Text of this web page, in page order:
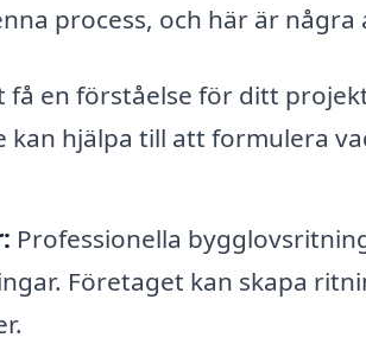
process, och här är några
få en förståelse för ditt
kan hjälpa till att formulera
Professionella
Företaget kan skapa